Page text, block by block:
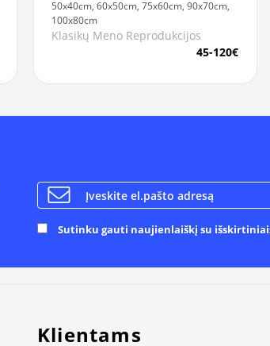
50x40cm, 60x50cm, 75x60cm, 90x70cm,
100x80cm
Klasikų Meno Reprodukcijos
45-120€
Sutinku gauti naujienlaiškį su
Klientams